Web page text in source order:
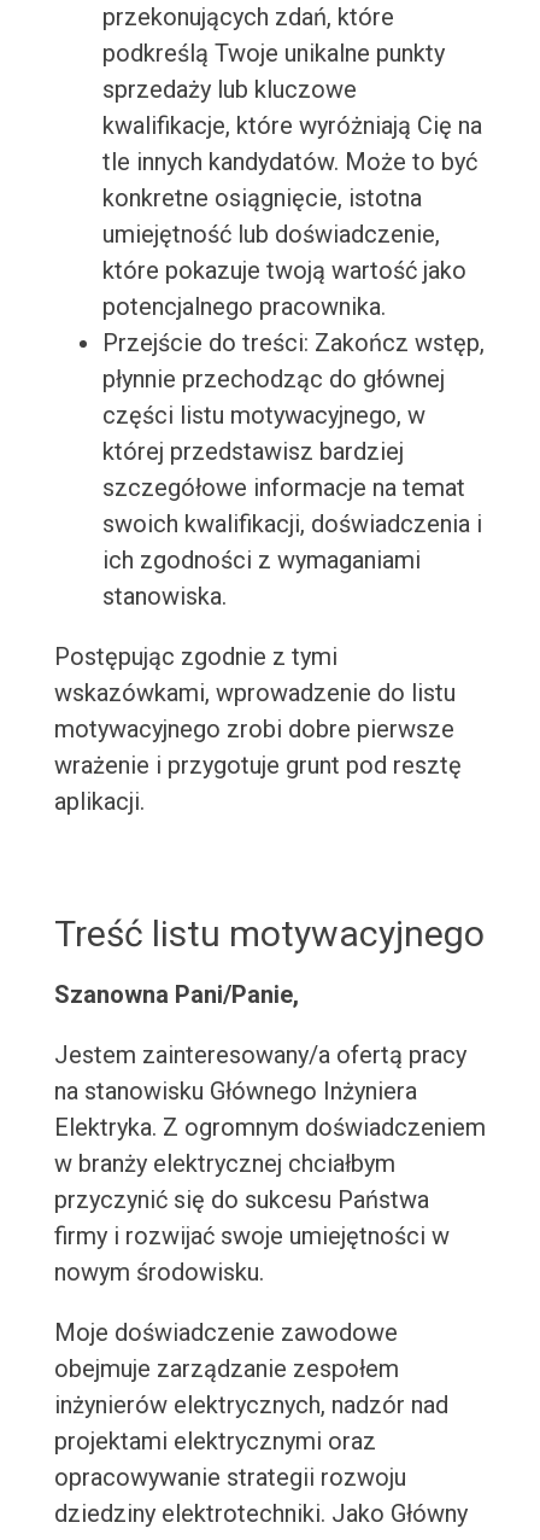
przekonujących zdań, które
podkreślą Twoje unikalne punkty
sprzedaży lub kluczowe
kwalifikacje, które wyróżniają Cię na
tle innych kandydatów. Może to być
konkretne osiągnięcie, istotna
umiejętność lub doświadczenie,
które pokazuje twoją wartość jako
potencjalnego pracownika.
Przejście do treści: Zakończ wstęp,
płynnie przechodząc do głównej
części listu motywacyjnego, w
której przedstawisz bardziej
szczegółowe informacje na temat
swoich kwalifikacji, doświadczenia i
ich zgodności z wymaganiami
stanowiska.
Postępując zgodnie z tymi
wskazówkami, wprowadzenie do listu
motywacyjnego zrobi dobre pierwsze
wrażenie i przygotuje grunt pod resztę
aplikacji.
Treść listu motywacyjnego
Szanowna Pani/Panie,
Jestem zainteresowany/a ofertą pracy
na stanowisku Głównego Inżyniera
Elektryka. Z ogromnym doświadczeniem
w branży elektrycznej chciałbym
przyczynić się do sukcesu Państwa
firmy i rozwijać swoje umiejętności w
nowym środowisku.
Moje doświadczenie zawodowe
obejmuje zarządzanie zespołem
inżynierów elektrycznych, nadzór nad
projektami elektrycznymi oraz
opracowywanie strategii rozwoju
dziedziny elektrotechniki. Jako Główny